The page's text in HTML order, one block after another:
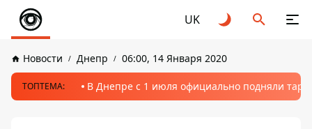
UK
Новости Днепр 06:00, 14 Января 2020
ТОПТЕМА: В Днепре с 1 июля официально подняли